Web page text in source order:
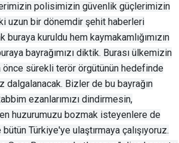
polisimizin güvenlik güçlerimizin
uzun bir dönemdir şehit haberleri
kuruldu hem kaymakamlığımızın
bayrağımızı diktik. Burası ülkemizin
sürekli terör örgütünün hedefinde
dalgalanacak. Bizler de bu bayrağın
ezanlarımızı dindirmesin,
huzurumuzu bozmak isteyenlere de
Türkiye'ye ulaştırmaya çalışıyoruz.